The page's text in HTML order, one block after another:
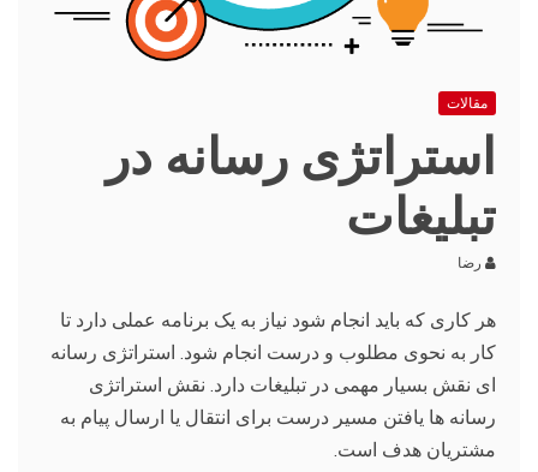
مقالات
استراتژی رسانه در
تبلیغات
رضا
هر کاری که باید انجام شود نیاز به یک برنامه عملی دارد تا
کار به نحوی مطلوب و درست انجام شود. استراتژی رسانه
ای نقش بسیار مهمی در تبلیغات دارد. نقش استراتژی
رسانه ها یافتن مسیر درست برای انتقال یا ارسال پیام به
مشتریان هدف است.